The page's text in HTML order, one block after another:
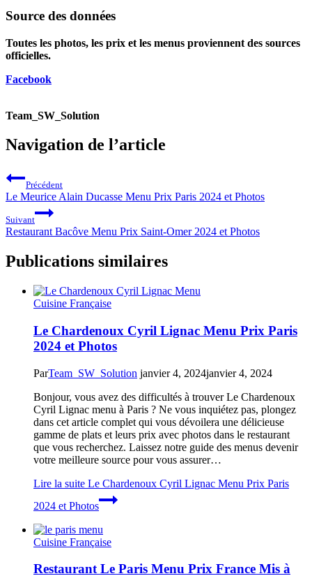
Source des données
Toutes les photos, les prix et les menus proviennent des sources
officielles.
Facebook
Team_SW_Solution
Navigation de l’article
Précédent
Le Meurice Alain Ducasse Menu Prix Paris 2024 et Photos
Suivant
Restaurant Bacôve Menu Prix Saint-Omer 2024 et Photos
Publications similaires
Cuisine Française
Le Chardenoux Cyril Lignac Menu Prix Paris
2024 et Photos
ParTeam_SW_Solution janvier 4, 2024janvier 4, 2024
Bonjour, vous avez des difficultés à trouver Le Chardenoux
Cyril Lignac menu à Paris ? Ne vous inquiétez pas, plongez
dans cet article complet qui vous dévoilera une délicieuse
gamme de plats et leurs prix avec photos dans le restaurant
que vous recherchez. Laissez notre guide des menus devenir
votre meilleure source pour vous assurer…
Lire la suite Le Chardenoux Cyril Lignac Menu Prix Paris
2024 et Photos
Cuisine Française
Restaurant Le Paris Menu Prix France Mis à